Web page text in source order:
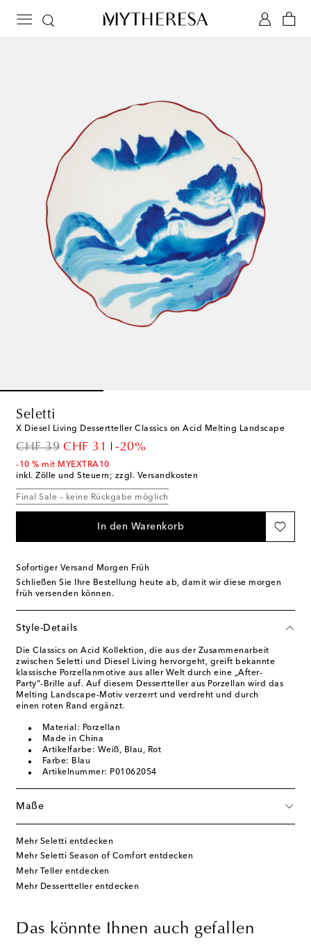
Seletti
X Diesel Living Dessertteller Classics on Acid Melting Landscape
CHF 39
original price
CHF 31
discount price
-20%
-10 % mit MYEXTRA10
inkl. Zölle und Steuern; zzgl. Versandkosten
Final Sale – keine Rückgabe möglich
In den Warenkorb
Sofortiger Versand Morgen Früh
Schließen Sie Ihre Bestellung heute ab, damit wir diese morgen
früh versenden können.
Style-Details
Die Classics on Acid Kollektion, die aus der Zusammenarbeit
zwischen Seletti und Diesel Living hervorgeht, greift bekannte
klassische Porzellanmotive aus aller Welt durch eine „After-
Party“-Brille auf. Auf diesem Dessertteller aus Porzellan wird das
Melting Landscape-Motiv verzerrt und verdreht und durch
einen roten Rand ergänzt.
Material: Porzellan
Made in China
Artikelfarbe: Weiß, Blau, Rot
Farbe: Blau
Artikelnummer: P01062054
Maße
Mehr Seletti entdecken
Mehr Seletti Season of Comfort entdecken
Mehr Teller entdecken
Mehr Dessertteller entdecken
Das könnte Ihnen auch gefallen